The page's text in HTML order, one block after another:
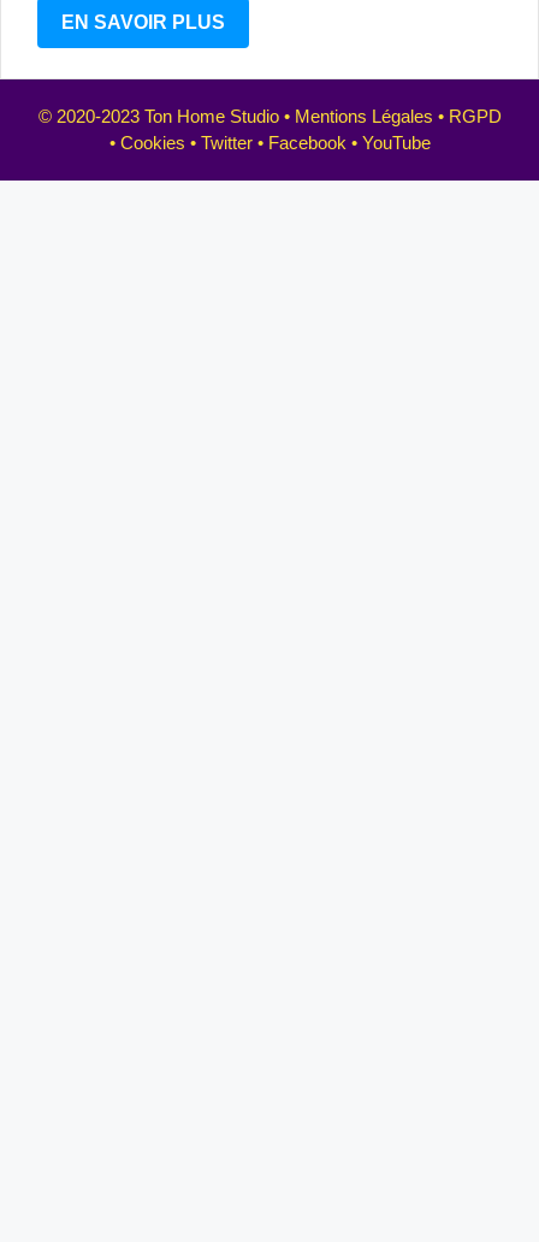
EN SAVOIR PLUS
© 2020-2023 Ton Home Studio • Mentions Légales • RGPD
• Cookies • Twitter• Facebook • YouTube